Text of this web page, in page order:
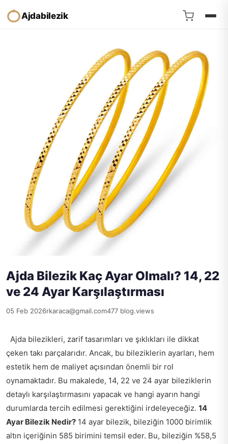
Ajdabilezik
Ajda Bilezik Kaç Ayar Olmalı? 14, 22
ve 24 Ayar Karşılaştırması
05 Feb 2026rkaraca@gmail.com477 blog.views
Ajda bilezikleri, zarif tasarımları ve şıklıkları ile dikkat
çeken takı parçalarıdır. Ancak, bu bileziklerin ayarları, hem
estetik hem de maliyet açısından önemli bir rol
oynamaktadır. Bu makalede, 14, 22 ve 24 ayar bileziklerin
detaylı karşılaştırmasını yapacak ve hangi ayarın hangi
durumlarda tercih edilmesi gerektiğini irdeleyeceğiz. 14
Ayar Bilezik Nedir? 14 ayar bilezik, bileziğin 1000 birimlik
altın içeriğinin 585 birimini temsil eder. Bu, bileziğin %58,5